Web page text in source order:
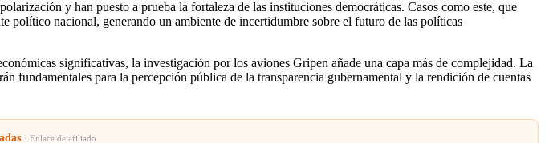
16,5 billones de pesos, fue presentada por el Gobierno Nacional en noviembre de 2025 como una
destacó la necesidad de modernizar la capacidad de defensa del país y reemplazar aviones
de la oposición y analistas. La magnitud del costo, en un país con apremiantes problemas sociales y
transparencia del proceso de selección y negociación con Saab ha sido motivo de debate, lo que